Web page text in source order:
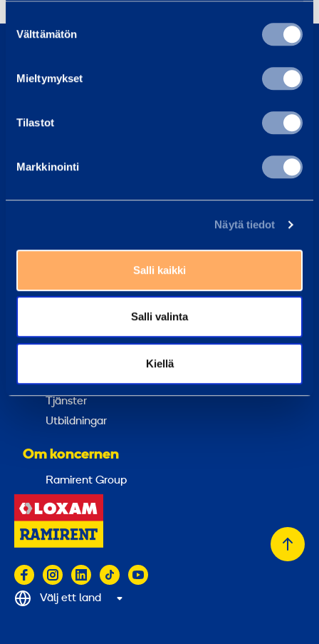
valinta
Välttämätön
Mieltymykset
Tilastot
Markkinointi
Näytä tiedot
Salli kaikki
Salli valinta
Kiellä
0800 171 414
asiakaspalvelu@ramirent.fi
Våra medarbetare kan alltid hjälpa dig
Vanliga frågor
Här har vi samlat svaren på de vanligaste frågorna
Kundtjänst
Faktureringsinstruktioner
Hyra
Tjänster
Utbildningar
Om koncernen
Ramirent Group
Välj ett land